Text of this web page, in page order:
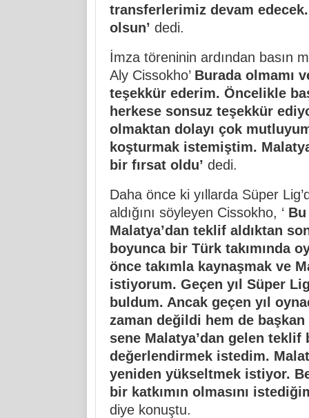
transferlerimiz devam edecek.
olsun’ dedi.
İmza töreninin ardından basın
Aly Cissokho’ Burada olmamı
teşekkür ederim. Öncelikle
herkese sonsuz teşekkür
olmaktan dolayı çok
koşturmak istemiştim.
bir fırsat oldu’ dedi.
Daha önce ki yıllarda Süper
aldığını söyleyen Cissokho, ‘Bu
Malatya’dan teklif aldıktan
boyunca bir Türk takımında
önce takımla kaynaşmak ve
istiyorum. Geçen yıl Süper
buldum. Ancak geçen yıl
zaman değildi hem de
sene Malatya’dan gelen teklif
değerlendirmek istedim.
yeniden yükseltmek istiyor.
bir katkımın olmasını
diye konuştu.